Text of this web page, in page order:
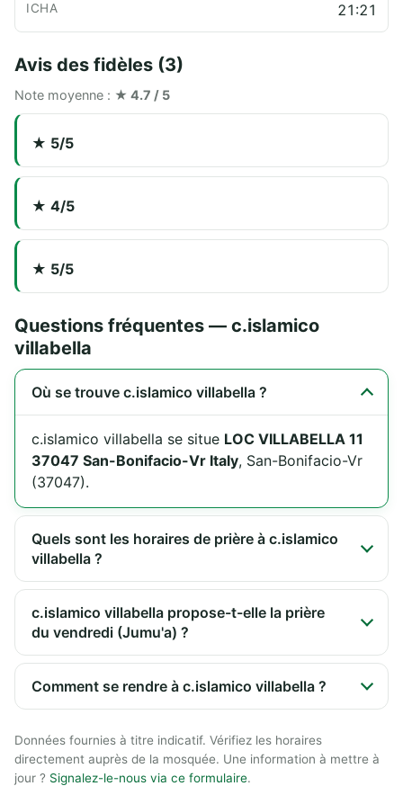
21:21
Avis des fidèles (3)
Note moyenne : ★ 4.7 / 5
★ 5/5
★ 4/5
★ 5/5
Questions fréquentes — c.islamico
villabella
Où se trouve c.islamico villabella ?
c.islamico villabella se situe LOC VILLABELLA 11
37047 San-Bonifacio-Vr Italy, San-Bonifacio-Vr
(37047).
Quels sont les horaires de prière à c.islamico
villabella ?
c.islamico villabella propose-t-elle la prière
du vendredi (Jumu'a) ?
Comment se rendre à c.islamico villabella ?
Données fournies à titre indicatif. Vérifiez les horaires
directement auprès de la mosquée. Une information à mettre à
jour ? Signalez-le-nous via ce formulaire.